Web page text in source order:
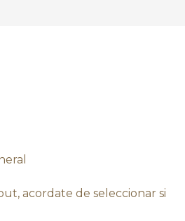
acordate de seleccionar si